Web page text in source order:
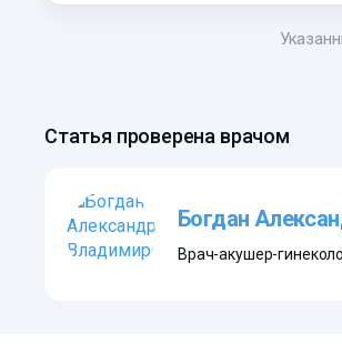
Статья проверена врачом
Богдан
Врач-акушер-